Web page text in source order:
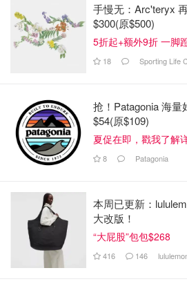
图片来自于@torontostar ，版
2009 年，45 Bayview Ridge 以
番。他补充说，该庄园价值大幅增
任业主对房子进行了翻修和升级。“
这所房子时，他们投入了大量资金，
Sussman解释道。
Brind 表示，随着大多伦多地区的房
来说，房价只会随着时间的推移而
手可热。“我们确实看到多伦多超豪
自国内买家和外国买家。”他说。 “
一个真正壮观的家中。”Brind 补充说
手慢无：Arc'teryx
$300(原$500)
5折起+额外9折 一脚
18 Sporting Life
抢！Patagonia 海量
$54(原$109)
夏促在即，戳我了解
8 Patagonia
本周已更新：
大改版！
“大屁股”包包$268
416 146